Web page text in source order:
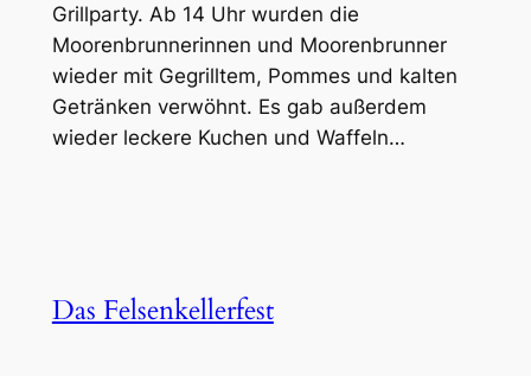
Grillparty. Ab 14 Uhr wurden die
Moorenbrunnerinnen und Moorenbrunner
wieder mit Gegrilltem, Pommes und kalten
Getränken verwöhnt. Es gab außerdem
wieder leckere Kuchen und Waffeln…
Das Felsenkellerfest